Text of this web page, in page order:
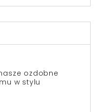
ozdobne
w stylu